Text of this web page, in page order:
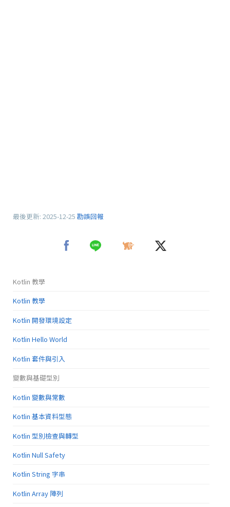
最後更新: 2025-12-25 勘誤回報
Kotlin 教學
Kotlin 教學
Kotlin 開發環境設定
Kotlin Hello World
Kotlin 套件與引入
變數與基礎型別
Kotlin 變數與常數
Kotlin 基本資料型態
Kotlin 型別檢查與轉型
Kotlin Null Safety
Kotlin String 字串
Kotlin Array 陣列